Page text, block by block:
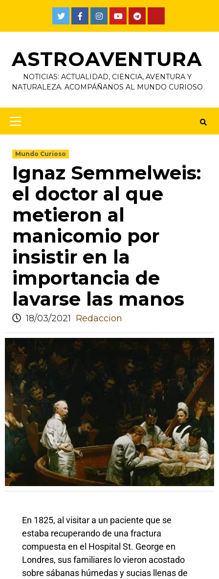
ASTROAVENTURA
NOTICIAS: ACTUALIDAD, CIENCIA, AVENTURA Y
NATURALEZA. ACOMPÁÑANOS AL MUNDO CURIOSO
Mundo Curioso
Ignaz Semmelweis:
el doctor al que
metieron al
manicomio por
insistir en la
importancia de
lavarse las manos
18/03/2021 Redaccion
En 1825, al visitar a un paciente que se
estaba recuperando de una fractura
compuesta en el Hospital St. George en
Londres, sus familiares lo vieron acostado
sobre sábanas húmedas y sucias llenas de